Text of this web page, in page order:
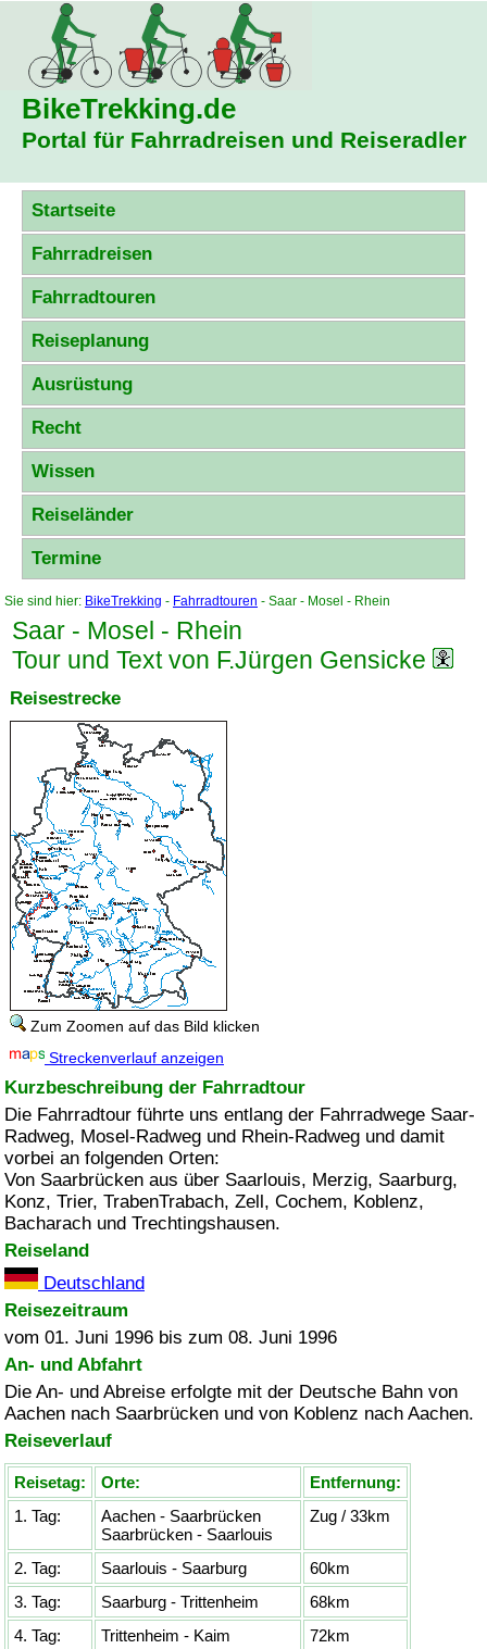
BikeTrekking.de
Portal für Fahrradreisen und Reiseradler
Startseite
Fahrradreisen
Fahrradtouren
Reiseplanung
Ausrüstung
Recht
Wissen
Reiseländer
Termine
Sie sind hier: BikeTrekking - Fahrradtouren - Saar - Mosel - Rhein
Saar - Mosel - Rhein
Tour und Text von F.Jürgen Gensicke
Reisestrecke
Zum Zoomen auf das Bild klicken
Streckenverlauf anzeigen
Kurzbeschreibung der Fahrradtour
Die Fahrradtour führte uns entlang der Fahrradwege Saar-
Radweg, Mosel-Radweg und Rhein-Radweg und damit
vorbei an folgenden Orten:
Von Saarbrücken aus über Saarlouis, Merzig, Saarburg,
Konz, Trier, TrabenTrabach, Zell, Cochem, Koblenz,
Bacharach und Trechtingshausen.
Reiseland
Deutschland
Reisezeitraum
vom 01. Juni 1996 bis zum 08. Juni 1996
An- und Abfahrt
Die An- und Abreise erfolgte mit der Deutsche Bahn von
Aachen nach Saarbrücken und von Koblenz nach Aachen.
Reiseverlauf
Reisetag: Orte:
Entfernung:
1. Tag:
Aachen - Saarbrücken
Saarbrücken - Saarlouis
Zug / 33km
2. Tag: Saarlouis - Saarburg
60km
3. Tag:
Saarburg - Trittenheim
68km
4. Tag:
Trittenheim - Kaim
72km